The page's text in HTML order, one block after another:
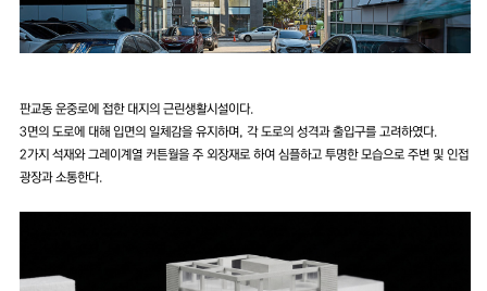
판교동 운중로에 접한 대지의 근린생활시설이다.
3면의 도로에 대해 입면의 일체감을 유지하며, 각 도로의 성격과 출입구를 고려하였다.
2가지 석재와 그레이계열 커튼월을 주 외장재로 하여 심플하고 투명한 모습으로 주변 및 인접
광장과 소통한다.